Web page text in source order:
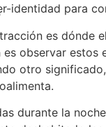
identidad para
es dónde
observar estos
otro
durante la